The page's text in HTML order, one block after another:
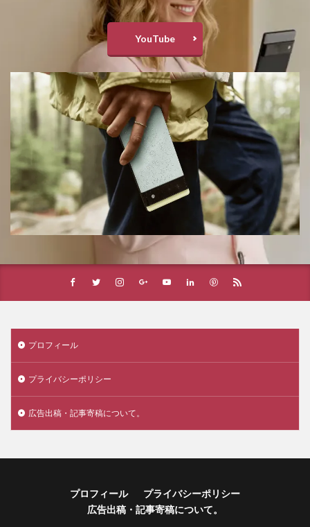
YouTube
プロフィール
プライバシーポリシー
広告出稿・記事寄稿について。
プロフィール
プライバシーポリシー
広告出稿・記事寄稿について。